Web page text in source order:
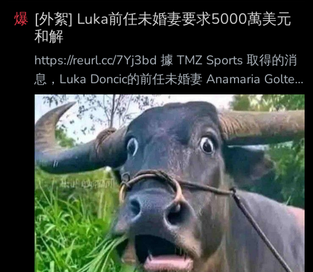
雙方有同居行為 分手時共同財產分割 完全比照
有婚姻關係伴侶 雙方分割同居期間累積財富 依
D77在NBA簽的合約 她可以分的錢 可比洛杉磯
扶養費高多了 在洛杉磯打扶養費 頂到天了不起
一年幾十萬鎂 D77在NBA至2025年合約總值 大
概2.4億鎂、稅金抓50% 稅後實拿1.2億，對半
分6千萬鎂 女方要求 這五千萬美金看起來是粗略
算過
爆 [外絮] Luka前任未婚妻要求5000萬美元
和解
https://reurl.cc/7Yj3bd 據 TMZ Sports 取得的消
息，Luka Doncic的前任未婚妻 Anamaria Goltes
曾表示，希望 雙方能夠以和平、友好的方式解決
彼此的爭議……但 TMZ Sports 獲悉，她已將這場
法律 糾紛帶到斯洛維尼亞，而就她而言，要達成
和解的代價是 5000 萬美元！ 據知情人士向
TMZ 透露，Anamaria 已在斯洛維尼亞提出新的
訴訟，並要求 4000 萬美元 給自己……TMZ 推
測，剩下的 1000 萬美元應該是為兩人的兩個女
兒提出的。